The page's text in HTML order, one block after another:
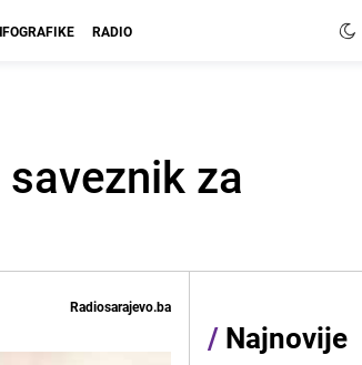
RADIO
za
Radiosarajevo.ba
/ Najnovije